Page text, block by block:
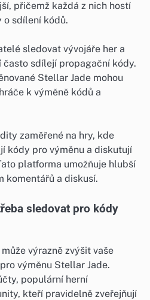
přičemž každá z nich hostí
o sdílení kódů.
sledovat vývojáře her a
sdílejí propagační kódy.
Stellar Jade mohou
k výměně kódů a
zaměřené na hry, kde
kódy pro výměnu a diskutují
platforma umožňuje hlubší
komentářů a diskusí.
sledovat pro kódy
výrazně zvýšit vaše
výměnu Stellar Jade.
populární herní
kteří pravidelně zveřejňují